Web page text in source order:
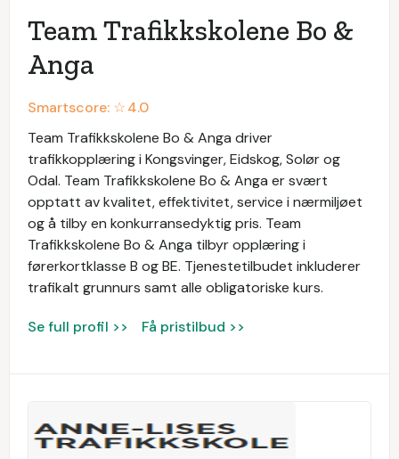
Team Trafikkskolene Bo &
Anga
Smartscore: ☆4.0
Team Trafikkskolene Bo & Anga driver
trafikkopplæring i Kongsvinger, Eidskog, Solør og
Odal. Team Trafikkskolene Bo & Anga er svært
opptatt av kvalitet, effektivitet, service i nærmiljøet
og å tilby en konkurransedyktig pris. Team
Trafikkskolene Bo & Anga tilbyr opplæring i
førerkortklasse B og BE. Tjenestetilbudet inkluderer
trafikalt grunnurs samt alle obligatoriske kurs.
Se full profil >> Få pristilbud >>